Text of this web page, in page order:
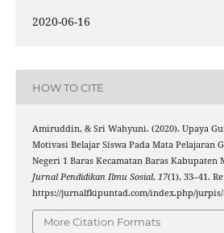
2020-06-16
HOW TO CITE
Amiruddin, & Sri Wahyuni. (2020). Upaya
Motivasi Belajar Siswa Pada Mata Pelajaran
Negeri 1 Baras Kecamatan Baras Kabupaten
Jurnal Pendidikan Ilmu Sosial, 17(1), 33–41.
https://jurnalfkipuntad.com/index.php/
More Citation Formats